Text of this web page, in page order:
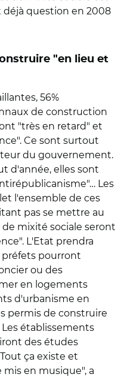
déjà question en 2008
"en lieu et
56%
de construction
"très en retard" et
Ce sont surtout
du gouvernement.
d'année, elles sont
Les
l'ensemble de ces
pas se mettre au
mixité sociale seront
L'Etat prendra
préfets pourront
ou des
en logements
d'urbanisme en
permis de construire
établissements
des études
ça existe et
en musique", a